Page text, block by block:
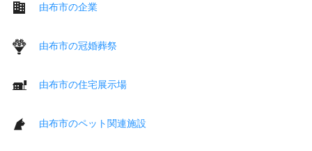
由布市の企業
由布市の冠婚葬祭
由布市の住宅展示場
由布市のペット関連施設